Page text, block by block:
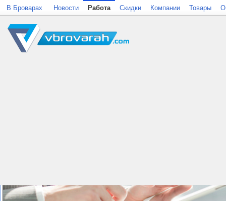
В Броварах Новости Работа Скидки Компании Товары